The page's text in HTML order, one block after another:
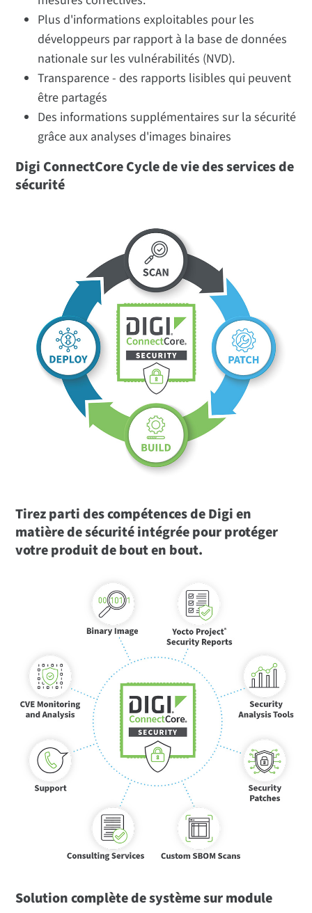
Plus d'informations exploitables pour les
développeurs par rapport à la base de données
nationale sur les vulnérabilités (NVD).
Transparence - des rapports lisibles qui peuvent
être partagés
Des informations supplémentaires sur la sécurité
grâce aux analyses d'images binaires
Digi ConnectCore Cycle de vie des services de
sécurité
Tirez parti des compétences de Digi en
matière de sécurité intégrée pour protéger
votre produit de bout en bout.
Solution complète de système sur module